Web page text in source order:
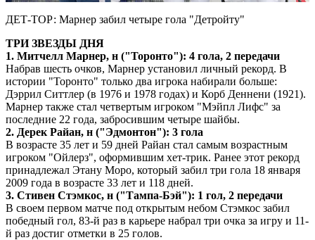
Video
ДЕТ-ТОР: Марнер забил четыре гола "Детройту"
ТРИ ЗВЕЗДЫ ДНЯ
1. Митчелл Марнер, н ("Торонто"): 4 гола, 2 передачи
Набрав шесть очков, Марнер установил личный рекорд. В
истории "Торонто" только два игрока набирали больше:
Дэррил Ситтлер (в 1976 и 1978 годах) и Корб Деннени (1921).
Марнер также стал четвертым игроком "Мэйпл Лифс" за
последние 22 года, забросившим четыре шайбы.
2. Дерек Райан, н ("Эдмонтон"): 3 гола
В возрасте 35 лет и 59 дней Райан стал самым возрастным
игроком "Ойлерз", оформившим хет-трик. Ранее этот рекорд
принадлежал Этану Моро, который забил три гола 18 января
2009 года в возрасте 33 лет и 118 дней.
3. Стивен Стэмкос, н ("Тампа-Бэй"): 1 гол, 2 передачи
В своем первом матче под открытым небом Стэмкос забил
победный гол, 83-й раз в карьере набрал три очка за игру и 11-
й раз достиг отметки в 25 голов.